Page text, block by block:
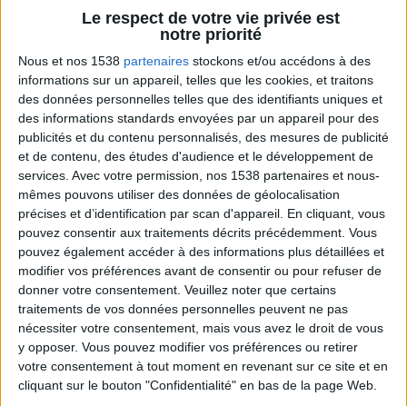
Le respect de votre vie privée est
notre priorité
Nous et nos 1538 partenaires stockons et/ou accédons à des
informations sur un appareil, telles que les cookies, et traitons
des données personnelles telles que des identifiants uniques et
des informations standards envoyées par un appareil pour des
publicités et du contenu personnalisés, des mesures de publicité
et de contenu, des études d'audience et le développement de
services. Avec votre permission, nos 1538 partenaires et nous-
mêmes pouvons utiliser des données de géolocalisation
précises et d’identification par scan d'appareil. En cliquant, vous
pouvez consentir aux traitements décrits précédemment. Vous
pouvez également accéder à des informations plus détaillées et
modifier vos préférences avant de consentir ou pour refuser de
donner votre consentement. Veuillez noter que certains
traitements de vos données personnelles peuvent ne pas
nécessiter votre consentement, mais vous avez le droit de vous
y opposer. Vous pouvez modifier vos préférences ou retirer
votre consentement à tout moment en revenant sur ce site et en
cliquant sur le bouton "Confidentialité" en bas de la page Web.
13:22 Pourriez-vous m'envoyer les plans de
repas avec plats préparés et plats normaux ?
14:32 J'ai peur de tout reprendre.
16:29 J'ai trop manger, est-ce normal ?
Combien de kilos souhaitez-vous perdre ?
Moins de
5 kilos
De 5 à 10
kilos
Plus de
10 kilos
Webinaires en direct Voir tout
Chaque semaine, posez vos questions en live
en participant à des vidéo-conférences avec
programme.